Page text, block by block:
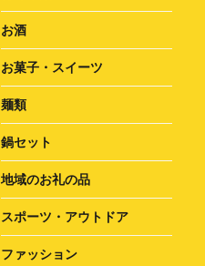
お酒
お菓子・スイーツ
麺類
鍋セット
地域のお礼の品
スポーツ・アウトドア
ファッション